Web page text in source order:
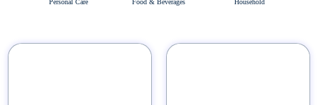
Personal Care Food & Beverages Household